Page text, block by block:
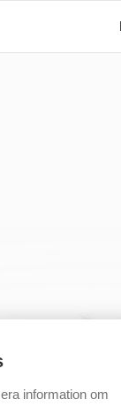
information om